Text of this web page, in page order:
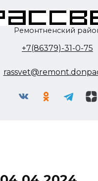
Ремонтненский
+7(86379)-31-0-75